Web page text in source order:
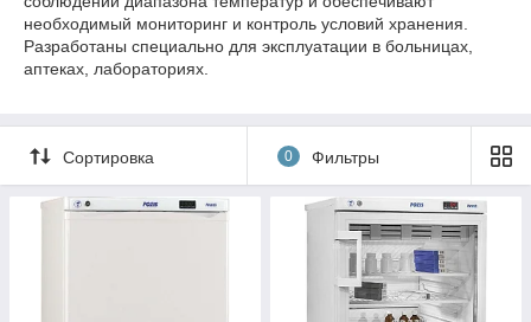
необходимый мониторинг и контроль условий хранения.
Разработаны специально для эксплуатации в больницах,
аптеках, лабораториях.
Сортировка 0 Фильтры